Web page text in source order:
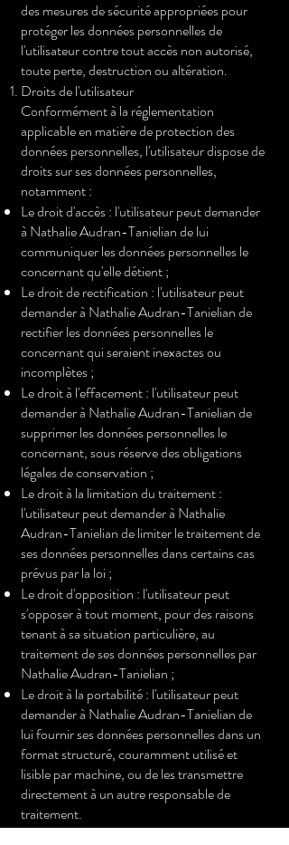
des mesures de sécurité appropriées pour
protéger les données personnelles de
l'utilisateur contre tout accès non autorisé,
toute perte, destruction ou altération.
Droits de l'utilisateur
Conformément à la réglementation
applicable en matière de protection des
données personnelles, l'utilisateur dispose de
droits sur ses données personnelles,
notamment :
Le droit d'accès : l'utilisateur peut demander
à Nathalie Audran-Tanielian de lui
communiquer les données personnelles le
concernant qu'elle détient ;
Le droit de rectification : l'utilisateur peut
demander à Nathalie Audran-Tanielian de
rectifier les données personnelles le
concernant qui seraient inexactes ou
incomplètes ;
Le droit à l'effacement : l'utilisateur peut
demander à Nathalie Audran-Tanielian de
supprimer les données personnelles le
concernant, sous réserve des obligations
légales de conservation ;
Le droit à la limitation du traitement :
l'utilisateur peut demander à Nathalie
Audran-Tanielian de limiter le traitement de
ses données personnelles dans certains cas
prévus par la loi ;
Le droit d'opposition : l'utilisateur peut
s'opposer à tout moment, pour des raisons
tenant à sa situation particulière, au
traitement de ses données personnelles par
Nathalie Audran-Tanielian ;
Le droit à la portabilité : l'utilisateur peut
demander à Nathalie Audran-Tanielian de
lui fournir ses données personnelles dans un
format structuré, couramment utilisé et
lisible par machine, ou de les transmettre
directement à un autre responsable de
traitement.
Pour exercer ses droits, l'utilisateur peut